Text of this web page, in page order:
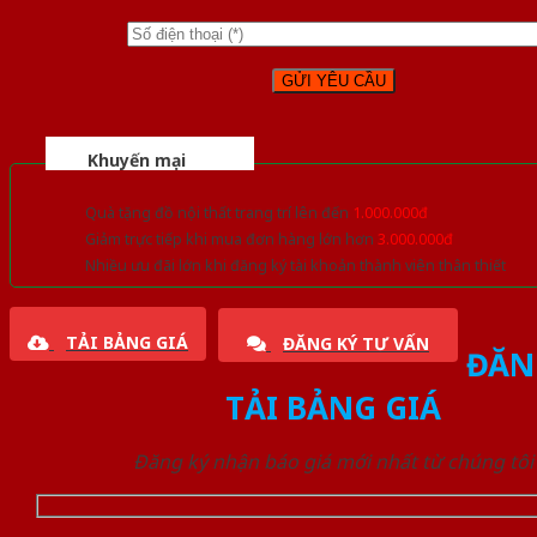
Khuyến mại
Quà tặng đồ nội thất trang trí lên đến 1.000.000đ
Giảm trực tiếp khi mua đơn hàng lớn hơn 3.000.000đ
Nhiều ưu đãi lớn khi đăng ký tài khoản thành viên thân thiết
TẢI BẢNG GIÁ ĐĂNG KÝ TƯ VẤN
TẢI BẢNG GIÁ
Đăng ký nhận báo giá mới nhất từ chúng tôi